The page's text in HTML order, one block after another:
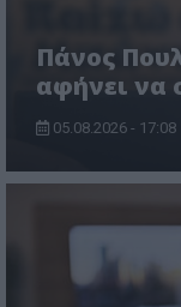
Πάνος
αφήνει να
05.08.2026 - 17:08